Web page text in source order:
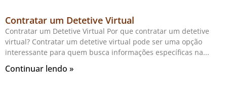
Contratar um Detetive Virtual
Contratar um Detetive Virtual Por que contratar um detetive
virtual? Contratar um detetive virtual pode ser uma opção
interessante para quem busca informações específicas na
Continuar lendo »